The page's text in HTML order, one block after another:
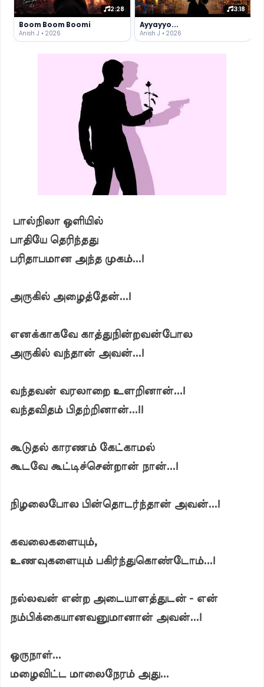
2:28
Boom Boom Boomi
Anish J • 2026
3:18
Ayyayyo...
Anish J • 2026
பால்நிலா ஒளியில்
பாதியே தெரிந்தது
பரிதாபமான அந்த முகம்...!
அருகில் அழைத்தேன்...!
எனக்காகவே காத்துநின்றவன்போல
அருகில் வந்தான் அவன்...!
வந்தவன் வரலாறை உளறினான்...!
வந்தவிதம் பிதற்றினான்...!!
கூடுதல் காரணம் கேட்காமல்
கூடவே கூட்டிச்சென்றான் நான்...!
நிழலைபோல பின்தொடர்ந்தான் அவன்...!
கவலைகளையும்,
உணவுகளையும் பகிர்ந்துகொண்டோம்...!
நல்லவன் என்ற அடையாளத்துடன் - என்
நம்பிக்கையானவனுமானான் அவன்...!
ஒருநாள்...
மழைவிட்ட மாலைநேரம் அது...